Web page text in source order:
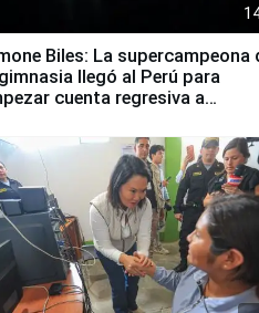
Biles: La supercampeona
llegó al Perú para
cuenta regresiva a